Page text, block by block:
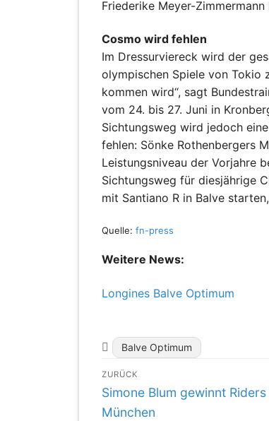
Friederike Meyer-
Cosmo wird fehlen
Im Dressurviereck wird der
olympischen Spiele von Tokio
kommen wird“, sagt
vom 24. bis 27. Juni in
Sichtungsweg wird jedoch
fehlen: Sönke Rothenbergers
Leistungsniveau der Vorjahre
Sichtungsweg für diesjährige
mit Santiano R in Balve
Quelle: fn-press
Weitere News:
Longines Balve Optimum
Balve Optimum
Beitragsnavigation
ZURÜCK
Vorheriger
Beitrag:
Simone Blum gewinnt
München